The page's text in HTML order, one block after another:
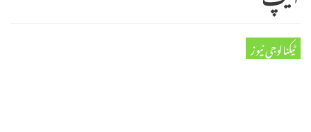
ٹیکنالوجی نیوز